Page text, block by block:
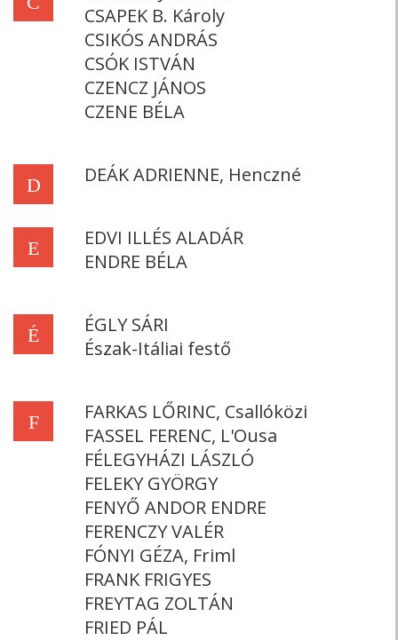
CSAPEK B. Károly
CSIKÓS ANDRÁS
CSÓK ISTVÁN
CZENCZ JÁNOS
CZENE BÉLA
D DEÁK ADRIENNE, Henczné
E
EDVI ILLÉS ALADÁR
ENDRE BÉLA
É
ÉGLY SÁRI
Észak-Itáliai festő
F
FARKAS LŐRINC, Csallóközi
FASSEL FERENC, L'Ousa
FÉLEGYHÁZI LÁSZLÓ
FELEKY GYÖRGY
FENYŐ ANDOR ENDRE
FERENCZY VALÉR
FÓNYI GÉZA, Friml
FRANK FRIGYES
FREYTAG ZOLTÁN
FRIED PÁL